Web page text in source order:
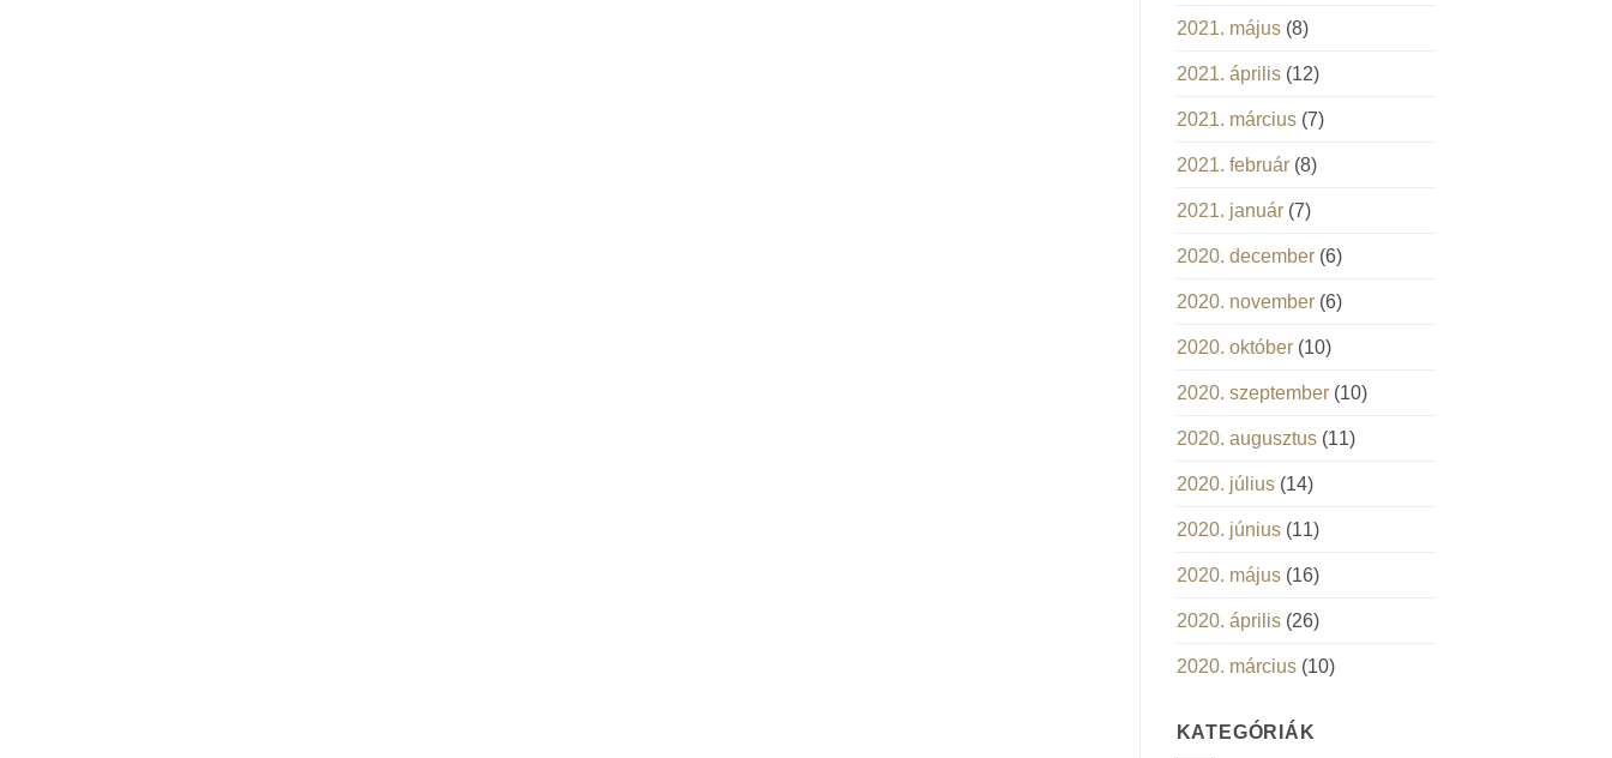
2021. május(8)
2021. április(12)
2021. március(7)
2021. február(8)
2021. január(7)
2020. december(6)
2020. november(6)
2020. október(10)
2020. szeptember(10)
2020. augusztus(11)
2020. július(14)
2020. június(11)
2020. május(16)
2020. április(26)
2020. március(10)
KATEGÓRIÁK